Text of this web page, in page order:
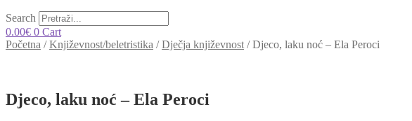
Search
0.00€ 0 Cart
Početna /Književnost/beletristika /Dječja književnost /Djeco, laku noć – Ela Peroci
Djeco, laku noć – Ela Peroci